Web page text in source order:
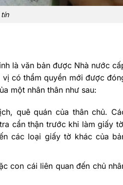
tín
là văn bản được Nhà nước
có thẩm quyền mới được
một nhân thân như sau:
quê quán của thân chủ.
cẩn thận trước khi làm giấy
các loại giấy tờ khác của
con cái liên quan đến chủ